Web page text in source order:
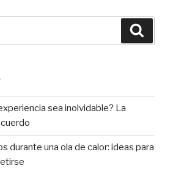
sea inolvidable? La
durante una ola de calor: ideas para